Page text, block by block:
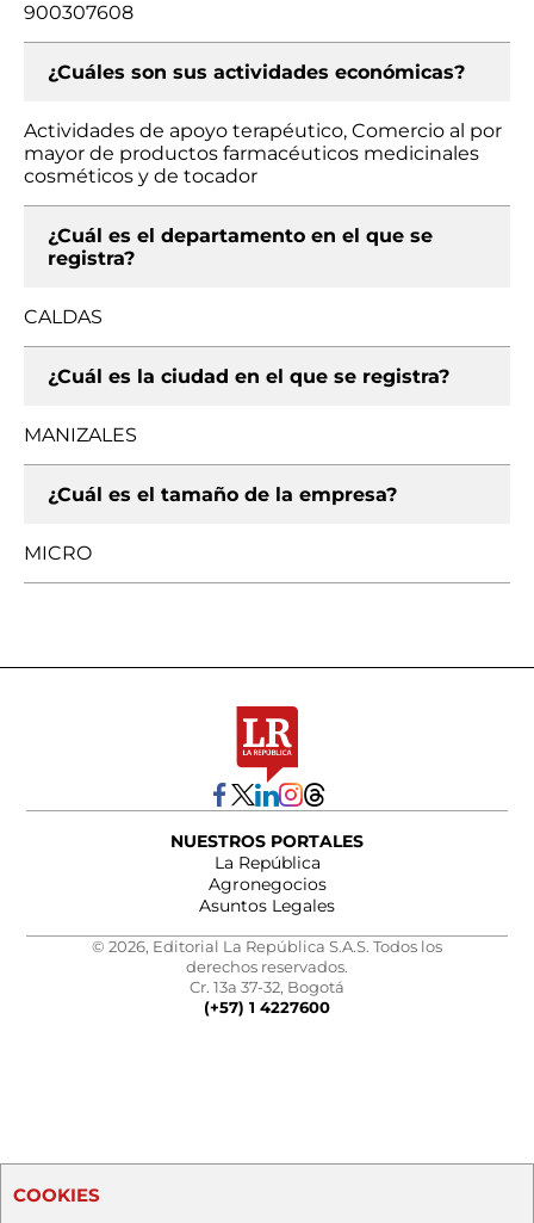
900307608
¿Cuáles son sus actividades económicas?
Actividades de apoyo terapéutico, Comercio al por
mayor de productos farmacéuticos medicinales
cosméticos y de tocador
¿Cuál es el departamento en el que se
registra?
CALDAS
¿Cuál es la ciudad en el que se registra?
MANIZALES
¿Cuál es el tamaño de la empresa?
MICRO
NUESTROS PORTALES
La República
Agronegocios
Asuntos Legales
© 2026, Editorial La República S.A.S. Todos los
derechos reservados.
Cr. 13a 37-32, Bogotá
(+57) 1 4227600
COOKIES